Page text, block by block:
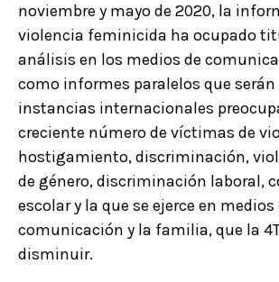
noviembre y mayo de 2020, la
violencia feminicida ha ocupado
análisis en los medios de
como informes paralelos que serán
instancias internacionales
creciente número de víctimas de
hostigamiento, discriminación,
de género, discriminación laboral,
escolar y la que se ejerce en medios
comunicación y la familia, que la
disminuir.